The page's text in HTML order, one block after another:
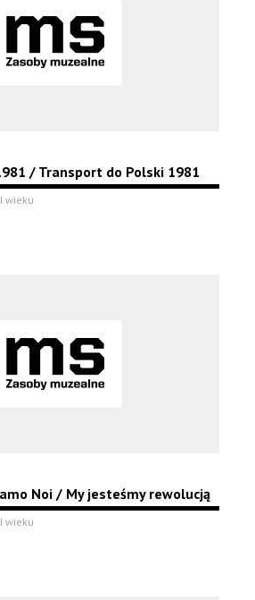
/ Transport do Polski 1981
wieku
Noi / My jesteśmy rewolucją
wieku